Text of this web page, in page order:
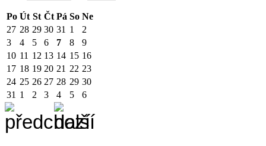
Po Út St Čt Pá So Ne
27 28 29 30 31 1
2
3
4 5 6 7 8
9
10 11 12 13 14 15 16
17 18 19 20 21 22 23
24 25 26 27 28 29 30
31 1 2 3 4 5 6